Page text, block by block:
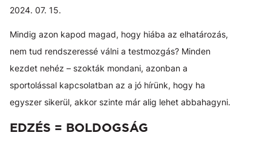
2024. 07. 15.
Mindig azon kapod magad, hogy hiába az elhatározás,
nem tud rendszeressé válni a testmozgás? Minden
kezdet nehéz – szokták mondani, azonban a
sportolással kapcsolatban az a jó hírünk, hogy ha
egyszer sikerül, akkor szinte már alig lehet abbahagyni.
EDZÉS = BOLDOGSÁG